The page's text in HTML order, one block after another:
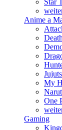
Star
Anime a
My
One
Gaming